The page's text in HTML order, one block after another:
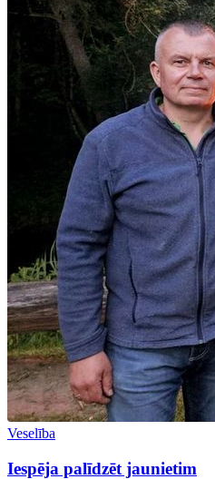
Veselība
Iespēja palīdzēt jaunietim